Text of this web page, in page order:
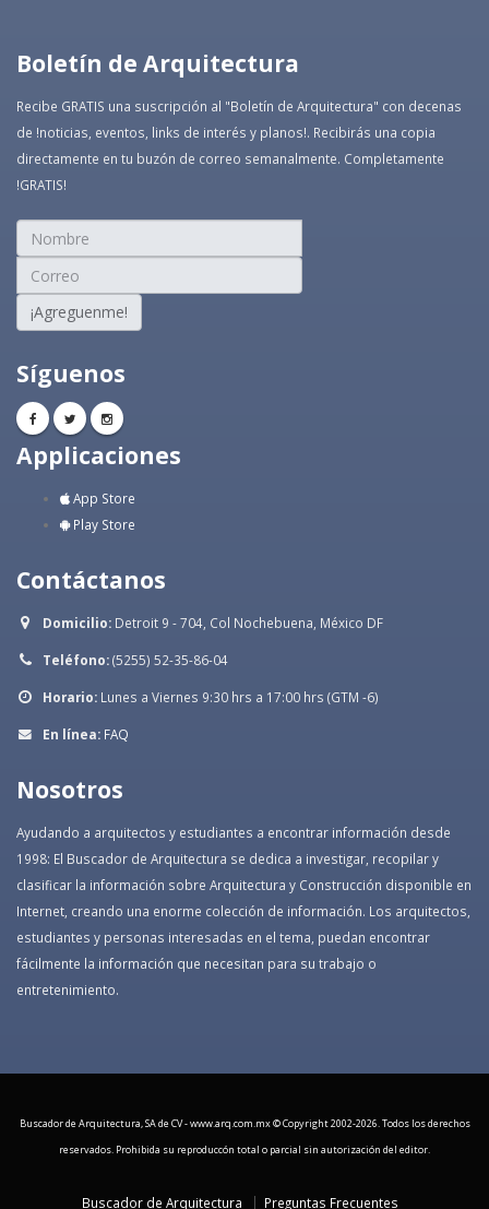
Boletín de Arquitectura
Recibe GRATIS una suscripción al "Boletín de Arquitectura" con decenas
de !noticias, eventos, links de interés y planos!. Recibirás una copia
directamente en tu buzón de correo semanalmente. Completamente
!GRATIS!
¡Agreguenme!
Síguenos
Applicaciones
App Store
Play Store
Contáctanos
Domicilio: Detroit 9 - 704, Col Nochebuena, México DF
Teléfono:(5255) 52-35-86-04
Horario: Lunes a Viernes 9:30 hrs a 17:00 hrs (GTM -6)
En línea: FAQ
Nosotros
Ayudando a arquitectos y estudiantes a encontrar información desde
1998: El Buscador de Arquitectura se dedica a investigar, recopilar y
clasificar la información sobre Arquitectura y Construcción disponible en
Internet, creando una enorme colección de información. Los arquitectos,
estudiantes y personas interesadas en el tema, puedan encontrar
fácilmente la información que necesitan para su trabajo o
entretenimiento.
Buscador de Arquitectura, SA de CV - www.arq.com.mx © Copyright 2002-2026. Todos los derechos
reservados. Prohibida su reproduccón total o parcial sin autorización del editor.
Buscador de Arquitectura Preguntas Frecuentes